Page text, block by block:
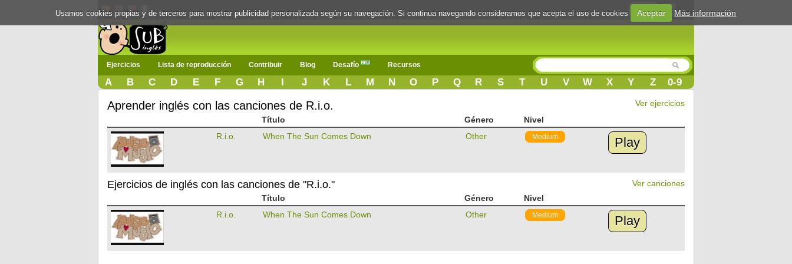
Login
Ejercicios Lista de reproducción Contribuir Blog Desafío Recursos
A B C D E F G H I J K L M N O P Q R S T U V W X Y Z 0-9
Ver ejercicios
Aprender inglés con las canciones de R.i.o.
Título Género
Nivel
R.i.o.
When The Sun Comes Down Other Medium Play
Ver canciones
Ejercicios de inglés con las canciones de "R.i.o."
Título Género
Nivel
R.i.o.
When The Sun Comes Down Other Medium Play
Usamos cookies propias y de terceros para mostrar publicidad personalizada según su navegación. Si continua navegando consideramos que acepta el uso de cookies Aceptar Más información